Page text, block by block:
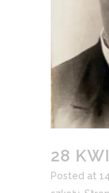
28 KWI
Posted at